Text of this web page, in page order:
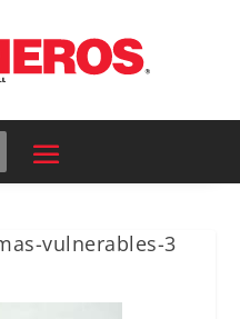
vulnerables-3